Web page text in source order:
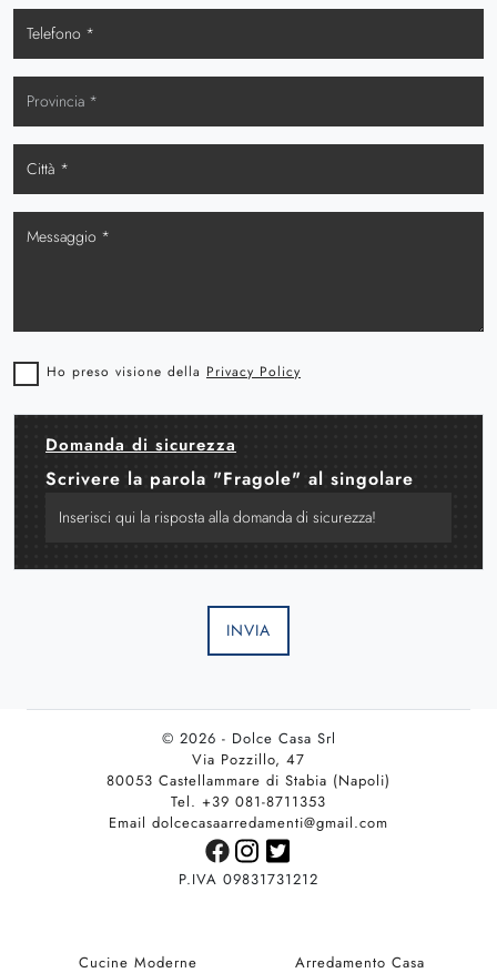
Ho preso visione della Privacy Policy
Domanda di sicurezza
Scrivere la parola "Fragole" al singolare
INVIA
© 2026 - Dolce Casa Srl
Via Pozzillo, 47
80053 Castellammare di Stabia (Napoli)
Tel. +39 081-8711353
Email dolcecasaarredamenti@gmail.com
P.IVA 09831731212
Cucine Moderne Arredamento Casa